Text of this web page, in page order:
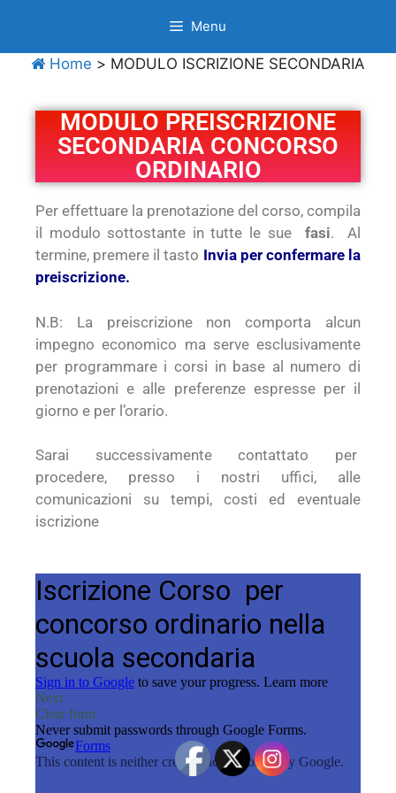
Menu
Home > MODULO ISCRIZIONE SECONDARIA
MODULO PREISCRIZIONE
SECONDARIA CONCORSO
ORDINARIO
Per effettuare la prenotazione del corso, compila
il modulo sottostante in tutte le sue
fasi. Al
termine, premere il tasto Invia per confermare la
preiscrizione.
N.B: La preiscrizione non comporta alcun
impegno economico ma serve esclusivamente
per programmare i corsi in base al numero di
prenotazioni e alle preferenze espresse per il
giorno e per l’orario.
Sarai successivamente contattato per
procedere, presso i nostri uffici, alle
comunicazioni su tempi, costi ed eventuale
iscrizione